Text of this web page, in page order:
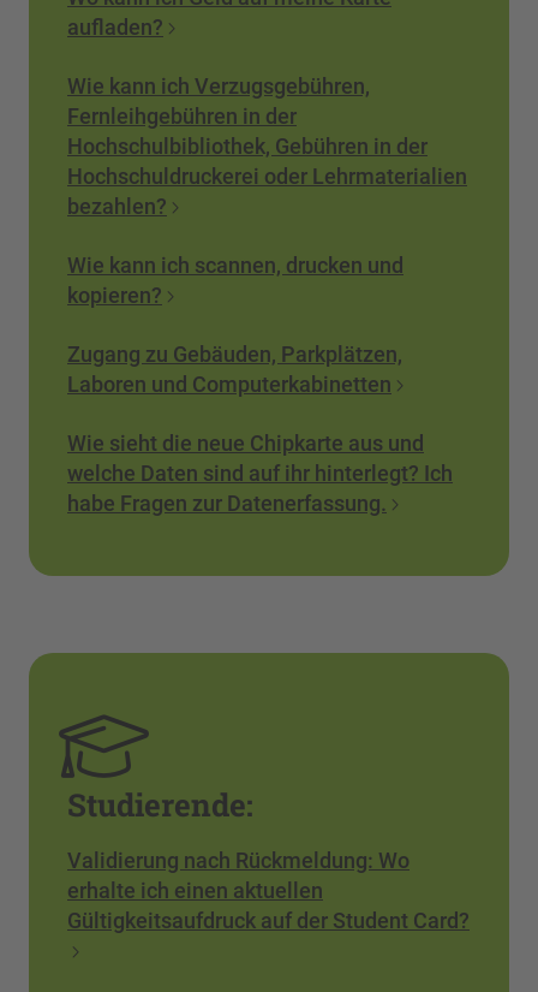
aufladen?
Wie kann ich Verzugsgebühren,
Fernleihgebühren in der
Hochschulbibliothek, Gebühren in der
Hochschuldruckerei oder Lehrmaterialien
bezahlen?
Wie kann ich scannen, drucken und
kopieren?
Zugang zu Gebäuden, Parkplätzen,
Laboren und Computerkabinetten
Wie sieht die neue Chipkarte aus und
welche Daten sind auf ihr hinterlegt? Ich
habe Fragen zur Datenerfassung.
Studierende:
Validierung nach Rückmeldung: Wo
erhalte ich einen aktuellen
Gültigkeitsaufdruck auf der Student Card?